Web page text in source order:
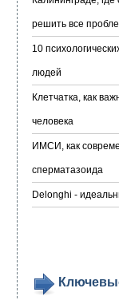
решить все
10
людей
Клетчатка, как
человека
ИМСИ, как
сперматазоида
Delonghi -